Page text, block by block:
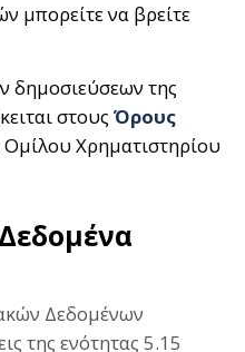
μπορείτε να βρείτε
δημοσιεύσεων της
στους Όρους
Χρηματιστηρίου
Δεδομένων
της ενότητας 5.15